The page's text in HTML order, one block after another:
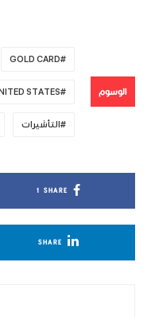
الوسوم
GOLD CARD
STATES
التأشيرات
SHARE
1
SHARE